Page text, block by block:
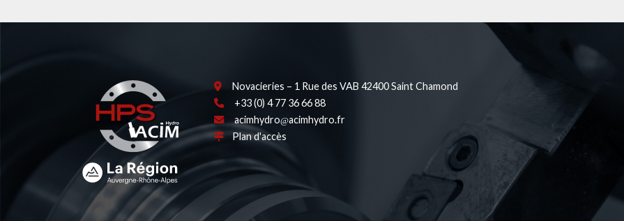
Novacieries – 1 Rue des VAB 42400 Saint Chamond
+33 (0) 4 77 36 66 88
acimhydro
acimhydro.fr
Plan d'accès